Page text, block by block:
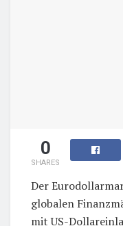
0
SHARES
Der
globalen
mit US-